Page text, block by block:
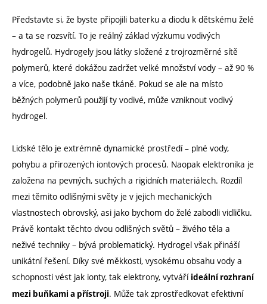
Představte si, že byste připojili baterku a diodu k dětskému želé
– a ta se rozsvítí. To je reálný základ výzkumu vodivých
hydrogelů. Hydrogely jsou látky složené z trojrozměrné sítě
polymerů, které dokážou zadržet velké množství vody – až 90 %
a více, podobně jako naše tkáně. Pokud se ale na místo
běžných polymerů použijí ty vodivé, může vzniknout vodivý
hydrogel.
Lidské tělo je extrémně dynamické prostředí – plné vody,
pohybu a přirozených iontových procesů. Naopak elektronika je
založena na pevných, suchých a rigidních materiálech. Rozdíl
mezi těmito odlišnými světy je v jejich mechanických
vlastnostech obrovský, asi jako bychom do želé zabodli vidličku.
Právě kontakt těchto dvou odlišných světů – živého těla a
neživé techniky – bývá problematický. Hydrogel však přináší
unikátní řešení. Díky své měkkosti, vysokému obsahu vody a
schopnosti vést jak ionty, tak elektrony, vytváří ideální rozhraní
mezi buňkami a přístroji. Může tak zprostředkovat efektivní